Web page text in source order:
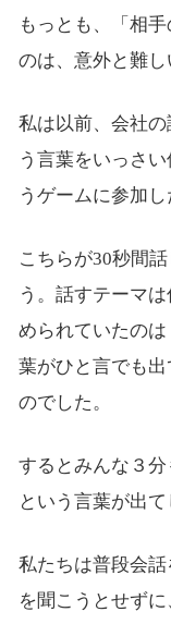
もっとも、「相
のは、意外と難し
私は以前、会社
う言葉をいっさ
うゲームに参加し
こちらが30秒間
う。話すテーマ
められていたの
葉がひと言でも
のでした。
するとみんな３分
という言葉が出て
私たちは普段会
を聞こうとせず